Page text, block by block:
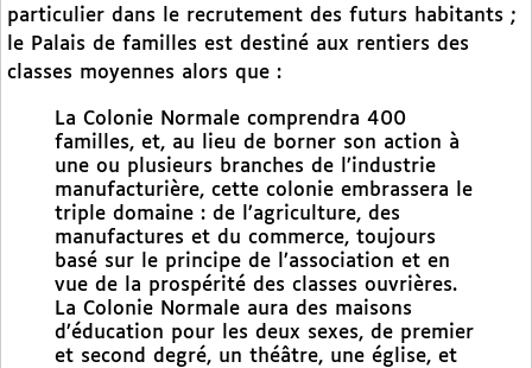
particulier dans le recrutement des futurs habitants ;
le Palais de familles est destiné aux rentiers des
classes moyennes alors que :
La Colonie Normale comprendra 400
familles, et, au lieu de borner son action à
une ou plusieurs branches de l’industrie
manufacturière, cette colonie embrassera le
triple domaine : de l’agriculture, des
manufactures et du commerce, toujours
basé sur le principe de l’association et en
vue de la prospérité des classes ouvrières.
La Colonie Normale aura des maisons
d’éducation pour les deux sexes, de premier
et second degré, un théâtre, une église, et